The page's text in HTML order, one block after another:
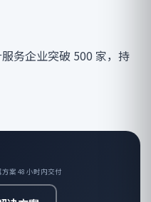
务企业突破 500 家，持
案 48 小时内交付